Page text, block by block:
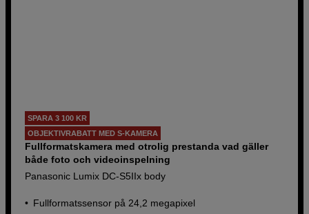
SPARA 3 100 KR
OBJEKTIVRABATT MED S-KAMERA
Fullformatskamera med otrolig prestanda vad gäller
både foto och videoinspelning
Panasonic Lumix DC-S5IIx body
Fullformatssensor på 24,2 megapixel